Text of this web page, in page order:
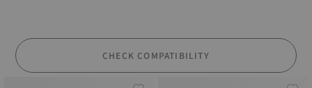
CHECK COMPATIBILITY